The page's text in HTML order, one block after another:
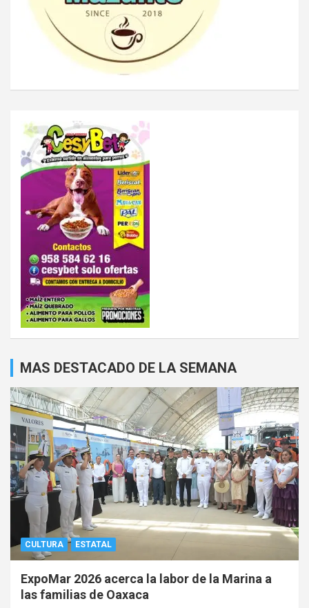
MAS DESTACADO DE LA SEMANA
CULTURA ESTATAL
ExpoMar 2026 acerca la labor de la Marina a
las familias de Oaxaca